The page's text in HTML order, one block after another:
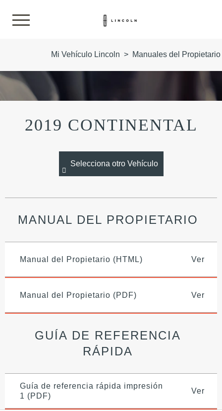
Mi Vehículo Lincoln > Manuales del
2019 CONTINENTAL
Selecciona otro Vehículo
MANUAL DEL PROPIETARIO
Manual del Propietario (HTML) Ver
Manual del Propietario (PDF) Ver
GUÍA DE REFERENCIA
RÁPIDA
Guía de referencia rápida impresión
1 (PDF)
Ver